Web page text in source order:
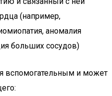
(например,
аномалия
больших сосудов)
вспомогательным и может